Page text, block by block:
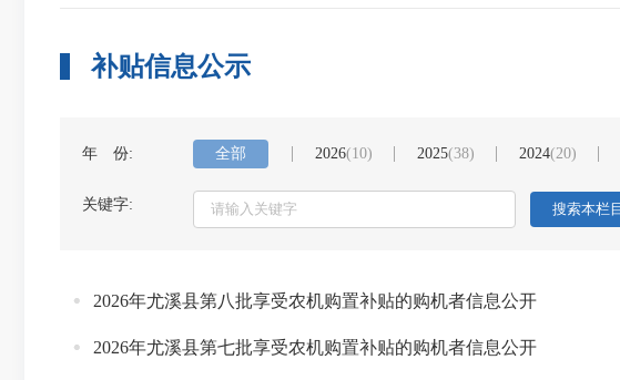
补贴信息公示
年 份: 全部 2026(10) 2025(38) 2024(20)
关键字:
2026年尤溪县第八批享受农机购置补贴的购机者信息公开
2026年尤溪县第七批享受农机购置补贴的购机者信息公开